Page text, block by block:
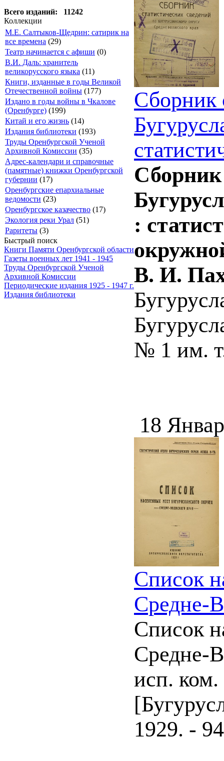
Всего изданий: 11242
Коллекции
М.Е. Салтыков-Щедрин: сатирик на
все времена (29)
Театр начинается с афиши (0)
В.И. Даль: хранитель
великорусского языка (11)
Книги, изданные в годы Великой
Отечественной войны (177)
Издано в годы войны в Чкалове
(Оренбурге) (199)
Китай и его жизнь (14)
Издания библиотеки (193)
Труды Оренбургской Ученой
Архивной Комиссии (35)
Адрес-календари и справочные
(памятные) книжки Оренбургской
губернии (17)
Оренбургские епархиальные
ведомости (23)
Оренбургское казачество (17)
Экология реки Урал (51)
Раритеты (3)
Быстрый поиск
Книги Памяти Оренбургской области
Газеты военных лет 1941 - 1945
Труды Оренбургской Ученой
Архивной Комиссии
Периодические издания 1925 - 1947 г.
Издания библиотеки
Сборник
Сборник
:
В. И.
№ 1 им.
18
Список
Средне-
Список
Средне-
исп. ком.
1929. -